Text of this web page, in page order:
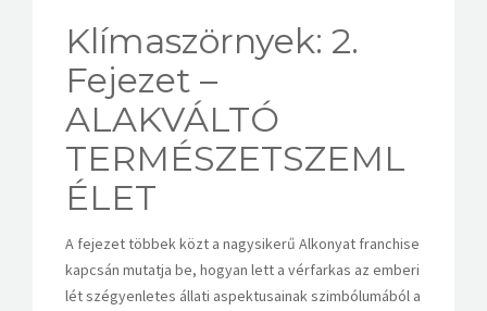
Klímaszörnyek: 2.
Fejezet –
ALAKVÁLTÓ
TERMÉSZETSZEML
ÉLET
A fejezet többek közt a nagysikerű Alkonyat franchise
kapcsán mutatja be, hogyan lett a vérfarkas az emberi
lét szégyenletes állati aspektusainak szimbólumából a